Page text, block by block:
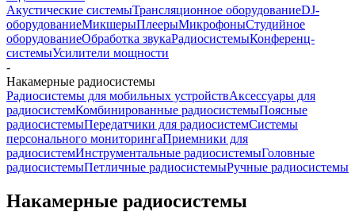
Акустические системыТрансляционное оборудованиеDJ-
оборудованиеМикшерыПлеерыМикрофоныСтудийное
оборудованиеОбработка звукаРадиосистемыКонференц-
системыУсилители мощности
-
Накамерные радиосистемы
Радиосистемы для мобильных устройствАксессуары для
радиосистемКомбинированные радиосистемыПоясные
радиосистемыПередатчики для радиосистемСистемы
персонального мониторингаПриемники для
радиосистемИнструментальные радиосистемыГоловные
радиосистемыПетличные радиосистемыРучные радиосистемы
Накамерные радиосистемы